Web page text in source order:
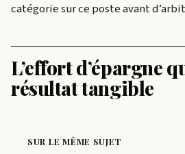
catégorie sur ce poste avant
L’effort d’épargne
résultat tangible
SUR LE MÊME SUJET